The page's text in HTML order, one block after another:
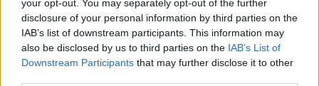
your opt-out. You may separately opt-out of the further
disclosure of your personal information by third parties on the
IAB’s list of downstream participants. This information may
also be disclosed by us to third parties on the IAB’s List of
Downstream Participants that may further disclose it to other
διάρκεια της ζωής και συγκεκριμένα το πώς η
νευρική συμπεριφορά υποδεικνύει έλξη.